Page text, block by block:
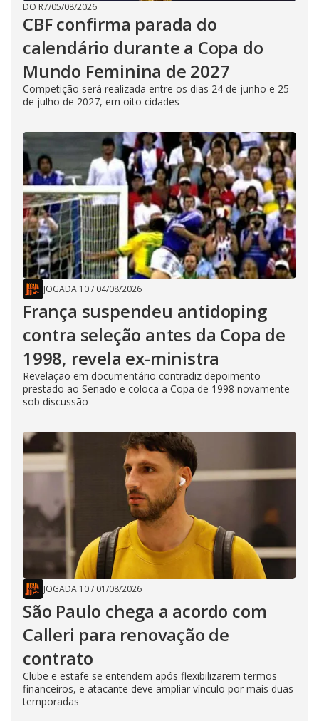
DO R7/05/08/2026
CBF confirma parada do
calendário durante a Copa do
Mundo Feminina de 2027
Competição será realizada entre os dias 24 de junho e 25
de julho de 2027, em oito cidades
JOGADA 10/ 04/08/2026
França suspendeu antidoping
contra seleção antes da Copa de
1998, revela ex-ministra
Revelação em documentário contradiz depoimento
prestado ao Senado e coloca a Copa de 1998 novamente
sob discussão
JOGADA 10/ 01/08/2026
São Paulo chega a acordo com
Calleri para renovação de
contrato
Clube e estafe se entendem após flexibilizarem termos
financeiros, e atacante deve ampliar vínculo por mais duas
temporadas